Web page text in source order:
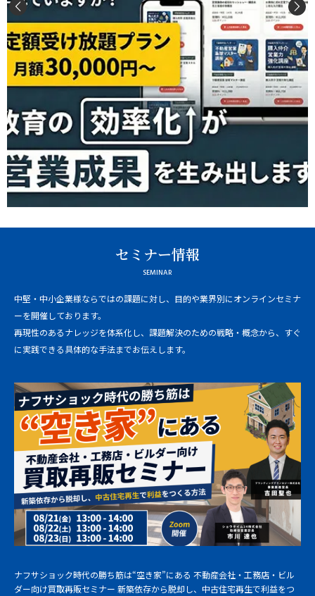
 
セミナー情報
SEMINAR
中堅・中小企業様ならではの課題に対し、目的や業界別にオンラインセミナ
ーを開催しております。
再現性のあるナレッジを体系化し、課題解決のための戦略・概念から、すぐ
に実践できる具体的な手法までお伝えします。
ナフサショック時代の勝ち筋は“空き家”にある 不動産会社・工務店・ビル
ダー向け買取再販セミナー 新築依存から脱却し、中古住宅再生で利益をつ